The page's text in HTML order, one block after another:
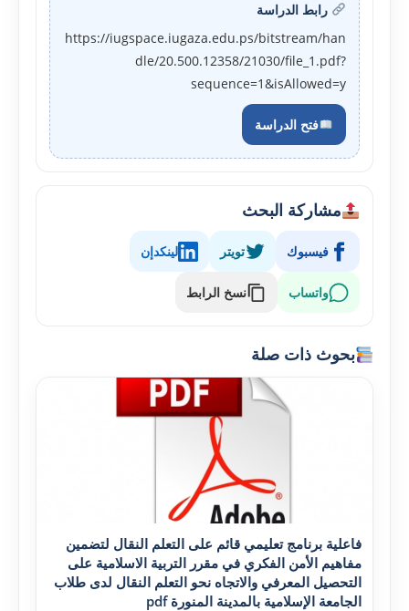
رابط الدراسة
https://iugspace.iugaza.edu.ps/bitstream/han
dle/20.500.12358/21030/file_1.pdf?
sequence=1&isAllowed=y
فتح الدراسة
مشاركة البحث
فيسبوك تويتر لينكدإن
واتساب نسخ الرابط
بحوث ذات صلة
فاعلية برنامج تعليمي قائم على التعلم النقال لتضمين
مفاهيم الأمن الفکري في مقرر التربية الاسلامية على
التحصيل المعرفي والاتجاه نحو التعلم النقال لدى طلاب
الجامعة الإسلامية بالمدينة المنورة pdf